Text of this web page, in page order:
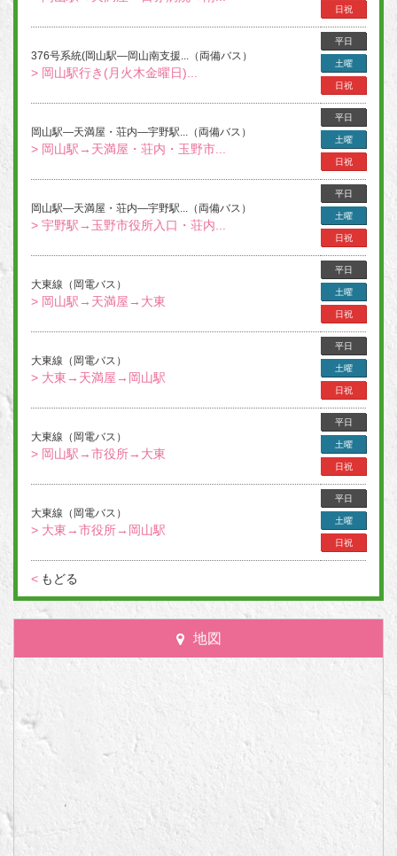
日祝
376号系統(岡山駅―岡山南支援...（両備バス）
> 岡山駅行き(月火木金曜日)...
平日
土曜
日祝
岡山駅―天満屋・荘内―宇野駅...（両備バス）
> 岡山駅→天満屋・荘内・玉野市...
平日
土曜
日祝
岡山駅―天満屋・荘内―宇野駅...（両備バス）
> 宇野駅→玉野市役所入口・荘内...
平日
土曜
日祝
大東線（岡電バス）
> 岡山駅→天満屋→大東
平日
土曜
日祝
大東線（岡電バス）
> 大東→天満屋→岡山駅
平日
土曜
日祝
大東線（岡電バス）
> 岡山駅→市役所→大東
平日
土曜
日祝
大東線（岡電バス）
> 大東→市役所→岡山駅
平日
土曜
日祝
< もどる
地図